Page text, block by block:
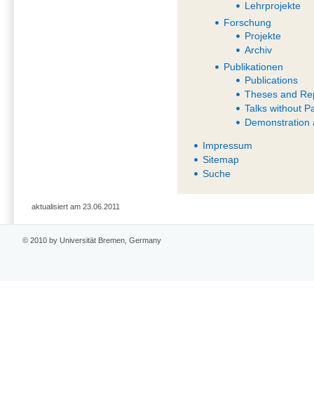
Lehrprojekte
Forschung
Projekte
Archiv
Publikationen
Publications
Theses and
Talks without
Demonstration
Impressum
Sitemap
Suche
aktualisiert am 23.06.2011
© 2010 by Universität Bremen, Germany